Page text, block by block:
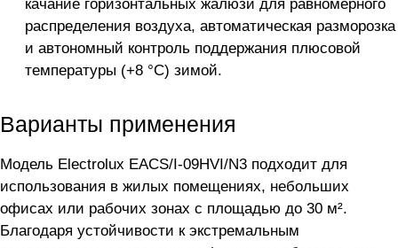
качание горизонтальных жалюзи для равномерного
распределения воздуха, автоматическая разморозка
и автономный контроль поддержания плюсовой
температуры (+8 °C) зимой.
Варианты применения
Модель Electrolux EACS/I-09HVI/N3 подходит для
использования в жилых помещениях, небольших
офисах или рабочих зонах с площадью до 30 м².
Благодаря устойчивости к экстремальным